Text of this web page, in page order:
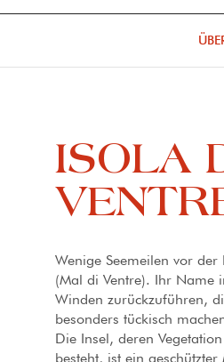
ISOLA
Wenige Seemeilen vor
(Mal di Ventre). Ihr Name
Winden zurückzuführen,
besonders tückisch
Die Insel, deren
besteht, ist ein